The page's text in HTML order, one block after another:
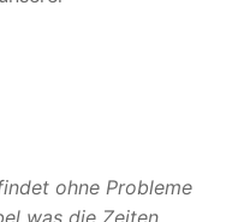
ohne Probleme
was die Zeiten